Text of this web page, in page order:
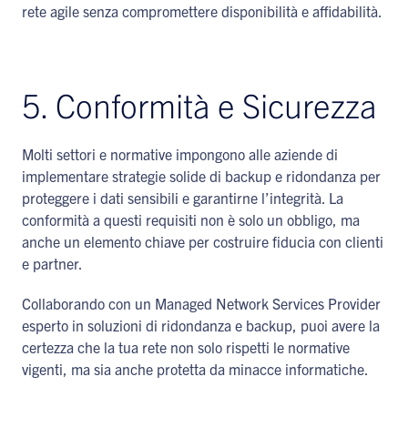
rete agile senza compromettere disponibilità e affidabilità.
5. Conformità e Sicurezza
Molti settori e normative impongono alle aziende di
implementare strategie solide di backup e ridondanza per
proteggere i dati sensibili e garantirne l’integrità. La
conformità a questi requisiti non è solo un obbligo, ma
anche un elemento chiave per costruire fiducia con clienti
e partner.
Collaborando con un Managed Network Services Provider
esperto in soluzioni di ridondanza e backup, puoi avere la
certezza che la tua rete non solo rispetti le normative
vigenti, ma sia anche protetta da minacce informatiche.